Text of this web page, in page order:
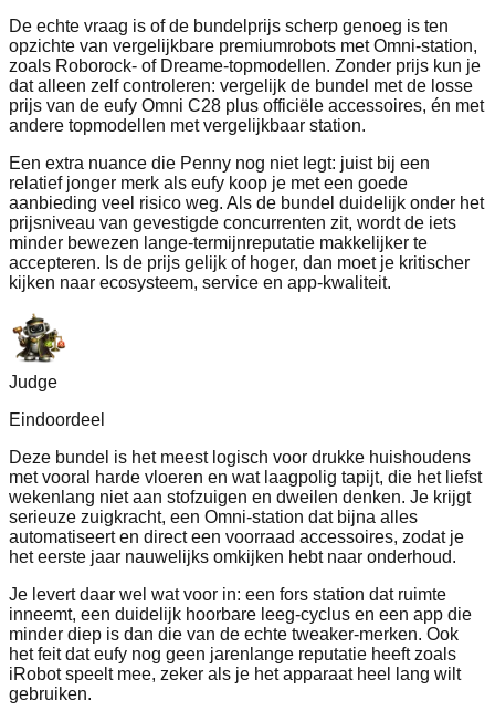
De echte vraag is of de bundelprijs scherp genoeg is ten
opzichte van vergelijkbare premiumrobots met Omni-station,
zoals Roborock- of Dreame-topmodellen. Zonder prijs kun je
dat alleen zelf controleren: vergelijk de bundel met de losse
prijs van de eufy Omni C28 plus officiële accessoires, én met
andere topmodellen met vergelijkbaar station.
Een extra nuance die Penny nog niet legt: juist bij een
relatief jonger merk als eufy koop je met een goede
aanbieding veel risico weg. Als de bundel duidelijk onder het
prijsniveau van gevestigde concurrenten zit, wordt de iets
minder bewezen lange-termijnreputatie makkelijker te
accepteren. Is de prijs gelijk of hoger, dan moet je kritischer
kijken naar ecosysteem, service en app-kwaliteit.
Judge
Eindoordeel
Deze bundel is het meest logisch voor drukke huishoudens
met vooral harde vloeren en wat laagpolig tapijt, die het liefst
wekenlang niet aan stofzuigen en dweilen denken. Je krijgt
serieuze zuigkracht, een Omni-station dat bijna alles
automatiseert en direct een voorraad accessoires, zodat je
het eerste jaar nauwelijks omkijken hebt naar onderhoud.
Je levert daar wel wat voor in: een fors station dat ruimte
inneemt, een duidelijk hoorbare leeg-cyclus en een app die
minder diep is dan die van de echte tweaker-merken. Ook
het feit dat eufy nog geen jarenlange reputatie heeft zoals
iRobot speelt mee, zeker als je het apparaat heel lang wilt
gebruiken.